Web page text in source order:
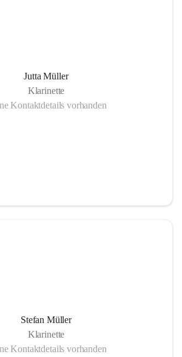
Jutta Müller
Klarinette
Kontaktdetails vorhanden
Stefan Müller
Klarinette
Kontaktdetails vorhanden